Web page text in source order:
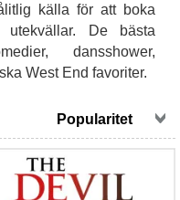
källa för att boka
utekvällar. De bästa
dansshower,
West End favoriter.
Devil Wears Prada